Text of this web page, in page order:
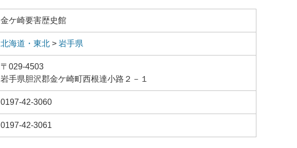
金ケ崎要害歴史館
北海道・東北 > 岩手県
〒029-4503
岩手県胆沢郡金ケ崎町西根達小路２－１
0197-42-3060
0197-42-3061